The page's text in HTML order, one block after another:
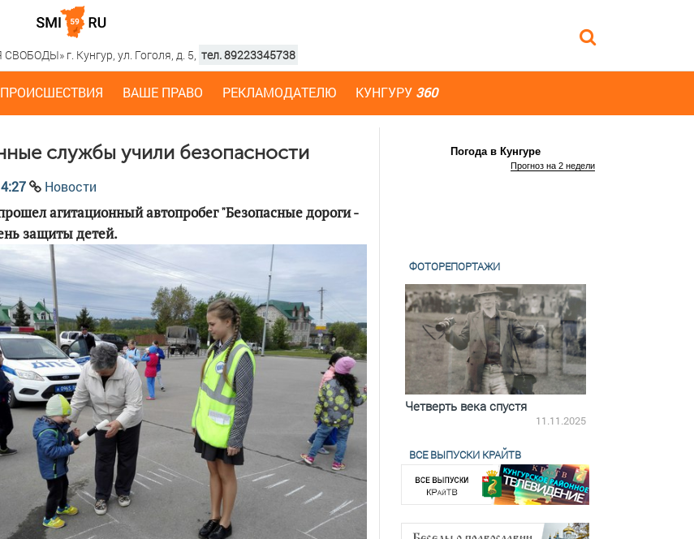
г. Кунгур, ул. Гоголя, д. 5, тел. 89223345738
ПРОИСШЕСТВИЯ ВАШЕ ПРАВО РЕКЛАМОДАТЕЛЮ КУНГУРУ 360
службы учили безопасности
Новости
агитационный автопробег "Безопасные дороги -
защиты детей.
Погода в Кунгуре
Прогноз на 2 недели
ФОТОРЕПОРТАЖИ
По итогам первой пятилетки
18.12.2025
Четверть века спустя
11.11.2025
ВСЕ ВЫПУСКИ КРАЙТВ